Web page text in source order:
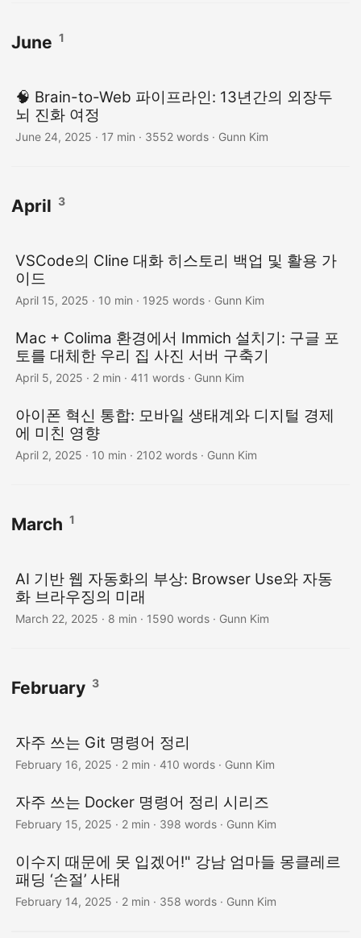
June 1
🧠 Brain-to-Web 파이프라인: 13년간의 외장두
뇌 진화 여정
June 24, 2025 · 17 min · 3552 words · Gunn Kim
April 3
VSCode의 Cline 대화 히스토리 백업 및 활용 가
이드
April 15, 2025 · 10 min · 1925 words · Gunn Kim
Mac + Colima 환경에서 Immich 설치기: 구글 포
토를 대체한 우리 집 사진 서버 구축기
April 5, 2025 · 2 min · 411 words · Gunn Kim
아이폰 혁신 통합: 모바일 생태계와 디지털 경제
에 미친 영향
April 2, 2025 · 10 min · 2102 words · Gunn Kim
March 1
AI 기반 웹 자동화의 부상: Browser Use와 자동
화 브라우징의 미래
March 22, 2025 · 8 min · 1590 words · Gunn Kim
February 3
자주 쓰는 Git 명령어 정리
February 16, 2025 · 2 min · 410 words · Gunn Kim
자주 쓰는 Docker 명령어 정리 시리즈
February 15, 2025 · 2 min · 398 words · Gunn Kim
이수지 때문에 못 입겠어!" 강남 엄마들 몽클레르
패딩 ‘손절’ 사태
February 14, 2025 · 2 min · 358 words · Gunn Kim